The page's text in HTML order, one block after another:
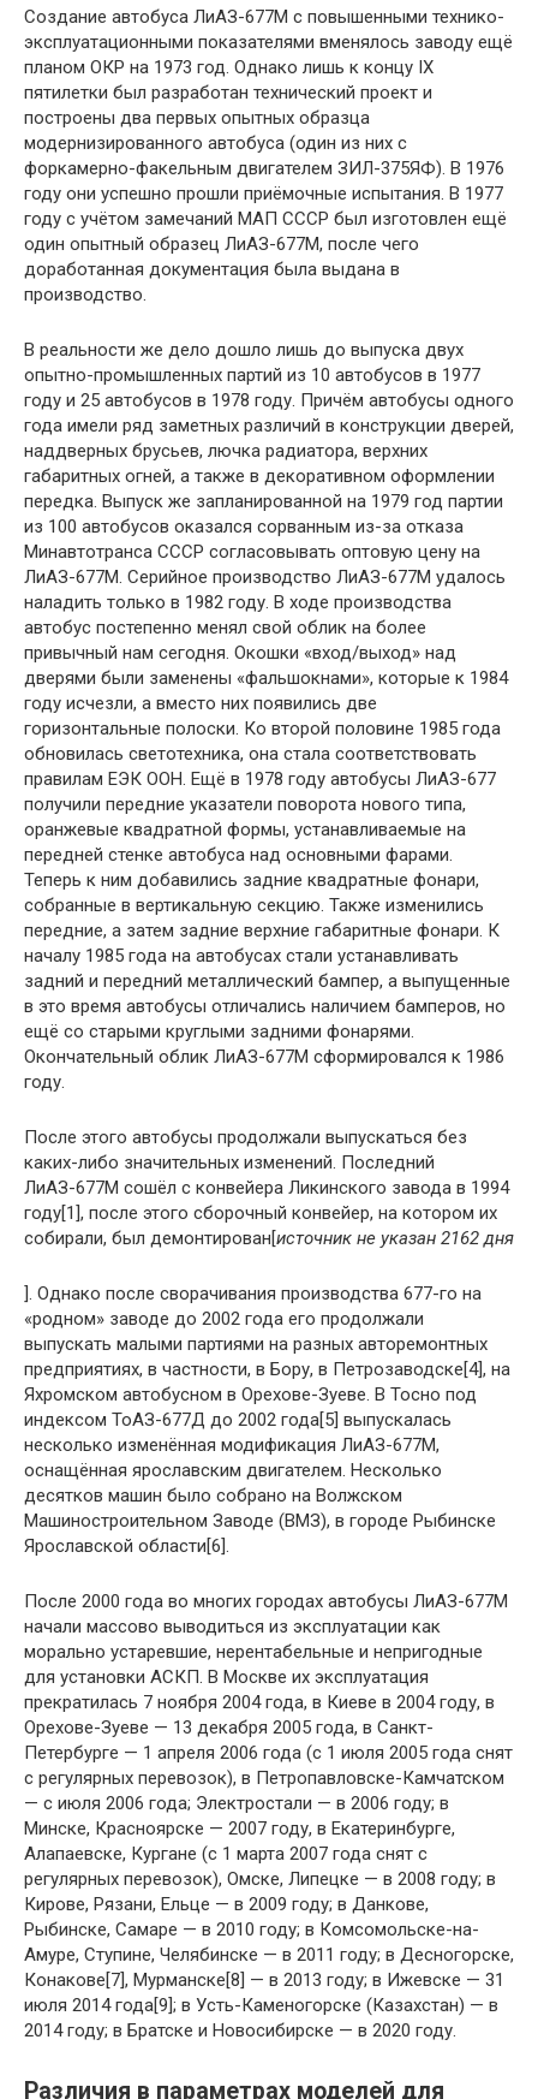
Создание автобуса ЛиАЗ-677М с повышенными технико-
эксплуатационными показателями вменялось заводу ещё
планом ОКР на 1973 год. Однако лишь к концу IX
пятилетки был разработан технический проект и
построены два первых опытных образца
модернизированного автобуса (один из них с
форкамерно-факельным двигателем ЗИЛ-375ЯФ). В 1976
году они успешно прошли приёмочные испытания. В 1977
году с учётом замечаний МАП СССР был изготовлен ещё
один опытный образец ЛиАЗ-677М, после чего
доработанная документация была выдана в
производство.
В реальности же дело дошло лишь до выпуска двух
опытно-промышленных партий из 10 автобусов в 1977
году и 25 автобусов в 1978 году. Причём автобусы одного
года имели ряд заметных различий в конструкции дверей,
наддверных брусьев, лючка радиатора, верхних
габаритных огней, а также в декоративном оформлении
передка. Выпуск же запланированной на 1979 год партии
из 100 автобусов оказался сорванным из-за отказа
Минавтотранса СССР согласовывать оптовую цену на
ЛиАЗ-677М. Серийное производство ЛиАЗ-677М удалось
наладить только в 1982 году. В ходе производства
автобус постепенно менял свой облик на более
привычный нам сегодня. Окошки «вход/выход» над
дверями были заменены «фальшокнами», которые к 1984
году исчезли, а вместо них появились две
горизонтальные полоски. Ко второй половине 1985 года
обновилась светотехника, она стала соответствовать
правилам ЕЭК ООН. Ещё в 1978 году автобусы ЛиАЗ-677
получили передние указатели поворота нового типа,
оранжевые квадратной формы, устанавливаемые на
передней стенке автобуса над основными фарами.
Теперь к ним добавились задние квадратные фонари,
собранные в вертикальную секцию. Также изменились
передние, а затем задние верхние габаритные фонари. К
началу 1985 года на автобусах стали устанавливать
задний и передний металлический бампер, а выпущенные
в это время автобусы отличались наличием бамперов, но
ещё со старыми круглыми задними фонарями.
Окончательный облик ЛиАЗ-677М сформировался к 1986
году.
После этого автобусы продолжали выпускаться без
каких-либо значительных изменений. Последний
ЛиАЗ-677М сошёл с конвейера Ликинского завода в 1994
году[1], после этого сборочный конвейер, на котором их
собирали, был демонтирован[источник не указан 2162 дня
]. Однако после сворачивания производства 677-го на
«родном» заводе до 2002 года его продолжали
выпускать малыми партиями на разных авторемонтных
предприятиях, в частности, в Бору, в Петрозаводске[4], на
Яхромском автобусном в Орехове-Зуеве. В Тосно под
индексом ТоАЗ-677Д до 2002 года[5] выпускалась
несколько изменённая модификация ЛиАЗ-677М,
оснащённая ярославским двигателем. Несколько
десятков машин было собрано на Волжском
Машиностроительном Заводе (ВМЗ), в городе Рыбинске
Ярославской области[6].
После 2000 года во многих городах автобусы ЛиАЗ-677М
начали массово выводиться из эксплуатации как
морально устаревшие, нерентабельные и непригодные
для установки АСКП. В Москве их эксплуатация
прекратилась 7 ноября 2004 года, в Киеве в 2004 году, в
Орехове-Зуеве — 13 декабря 2005 года, в Санкт-
Петербурге — 1 апреля 2006 года (с 1 июля 2005 года снят
с регулярных перевозок), в Петропавловске-Камчатском
— с июля 2006 года; Электростали — в 2006 году; в
Минске, Красноярске — 2007 году, в Екатеринбурге,
Алапаевске, Кургане (с 1 марта 2007 года снят с
регулярных перевозок), Омске, Липецке — в 2008 году; в
Кирове, Рязани, Ельце — в 2009 году; в Данкове,
Рыбинске, Самаре — в 2010 году; в Комсомольске-на-
Амуре, Ступине, Челябинске — в 2011 году; в Десногорске,
Конакове[7], Мурманске[8] — в 2013 году; в Ижевске — 31
июля 2014 года[9]; в Усть-Каменогорске (Казахстан) — в
2014 году; в Братске и Новосибирске — в 2020 году.
Различия в параметрах моделей для